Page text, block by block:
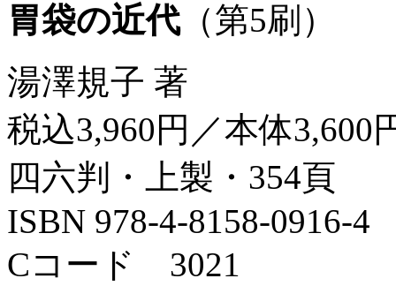
胃袋の近代（第5刷）
湯澤規子 著
税込3,960円／本体3,600
四六判・上製・354頁
ISBN 978-4-8158-0916-4
Cコード 3021